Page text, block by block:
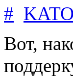
#
Вот,